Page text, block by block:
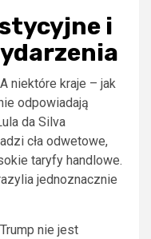
i
niektóre kraje – jak
odpowiadają
da Silva
cła odwetowe,
taryfy handlowe.
jednoznacznie
nie jest